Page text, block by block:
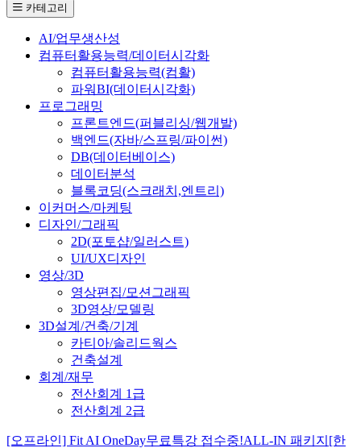
카테고리
AI/업무생산성
컴퓨터활용능력/데이터시각화
컴퓨터활용능력(컴활)
파워BI(데이터시각화)
프로그래밍
프론트엔드(퍼블리싱/웹개발)
백엔드(자바/스프링/파이썬)
DB(데이터베이스)
데이터분석
블록코딩(스크래치,엔트리)
이커머스/마케팅
디자인/그래픽
2D(포토샵/일러스트)
UI/UX디자인
영상/3D
영상편집/모션그래픽
3D영상/모델링
3D설계/건축/기계
카티아/솔리드웍스
건축설계
회계/재무
전산회계 1급
전산회계 2급
[오프라인] Fit AI OneDay무료특강 접수중!ALL-IN 패키지[한